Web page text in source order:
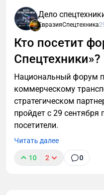
Дело
ЕвразияСпецтехника
Кто посетит
Спецтехники»?
Национальный форум
коммерческому
стратегическом
пройдет с 29 сентября
посетители.
Читать далее
10 2 0